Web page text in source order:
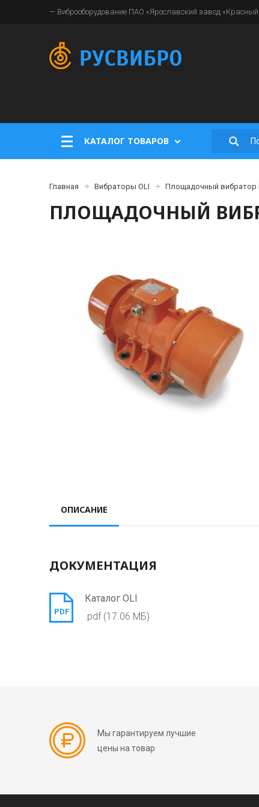
— Виброоборудование ПАО «Ярославский завод
КАТАЛОГ ТОВАРОВ
Главная Вибраторы OLI Площадочный вибратор
ПЛОЩАДОЧНЫЙ
ОПИСАНИЕ
ДОКУМЕНТАЦИЯ
PDF
Каталог OLI
.pdf (17.06 МБ)
Мы гарантируем лучшие
цены на товар